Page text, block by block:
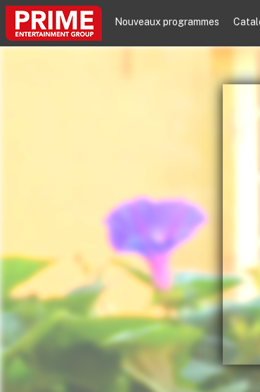
Nouveaux programmes